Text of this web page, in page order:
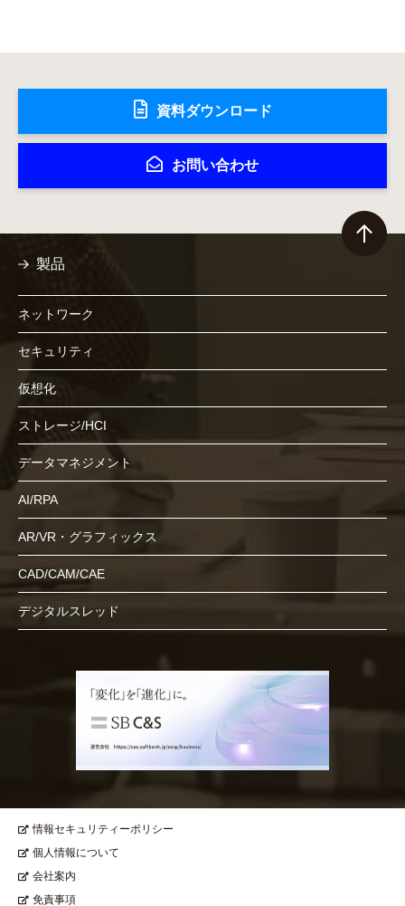
資料ダウンロード
お問い合わせ
製品
ネットワーク
セキュリティ
仮想化
ストレージ/HCI
データマネジメント
AI/RPA
AR/VR・グラフィックス
CAD/CAM/CAE
デジタルスレッド
情報セキュリティーポリシー
個人情報について
会社案内
免責事項